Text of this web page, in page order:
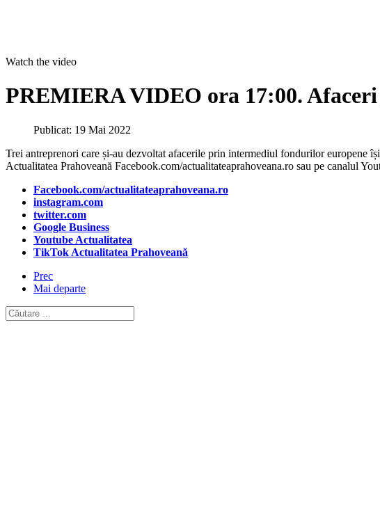
Watch the video
PREMIERA VIDEO ora 17:00.
Publicat: 19 Mai 2022
Trei antreprenori care și-au dezvoltat afacerile prin intermediul fondurilor europene
Actualitatea Prahoveană Facebook.com/actualitateaprahoveana.ro sau pe canalul
Facebook.com/actualitateaprahoveana.ro
instagram.com
twitter.com
Google Business
Youtube Actualitatea
TikTok Actualitatea Prahoveană
Prec
Mai departe